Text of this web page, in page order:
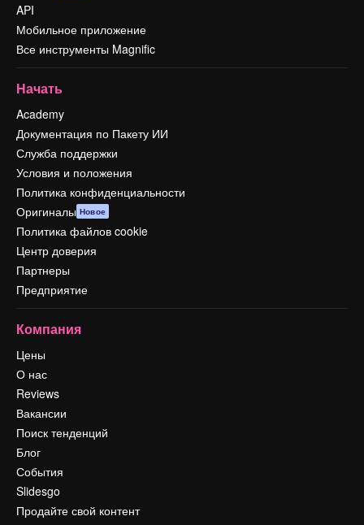
API
Мобильное приложение
Все инструменты Magnific
Начать
Academy
Документация по Пакету ИИ
Служба поддержки
Условия и положения
Политика конфиденциальности
Оригиналы Новое
Политика файлов cookie
Центр доверия
Партнеры
Предприятие
Компания
Цены
О нас
Reviews
Вакансии
Поиск тенденций
Блог
События
Slidesgo
Продайте свой контент